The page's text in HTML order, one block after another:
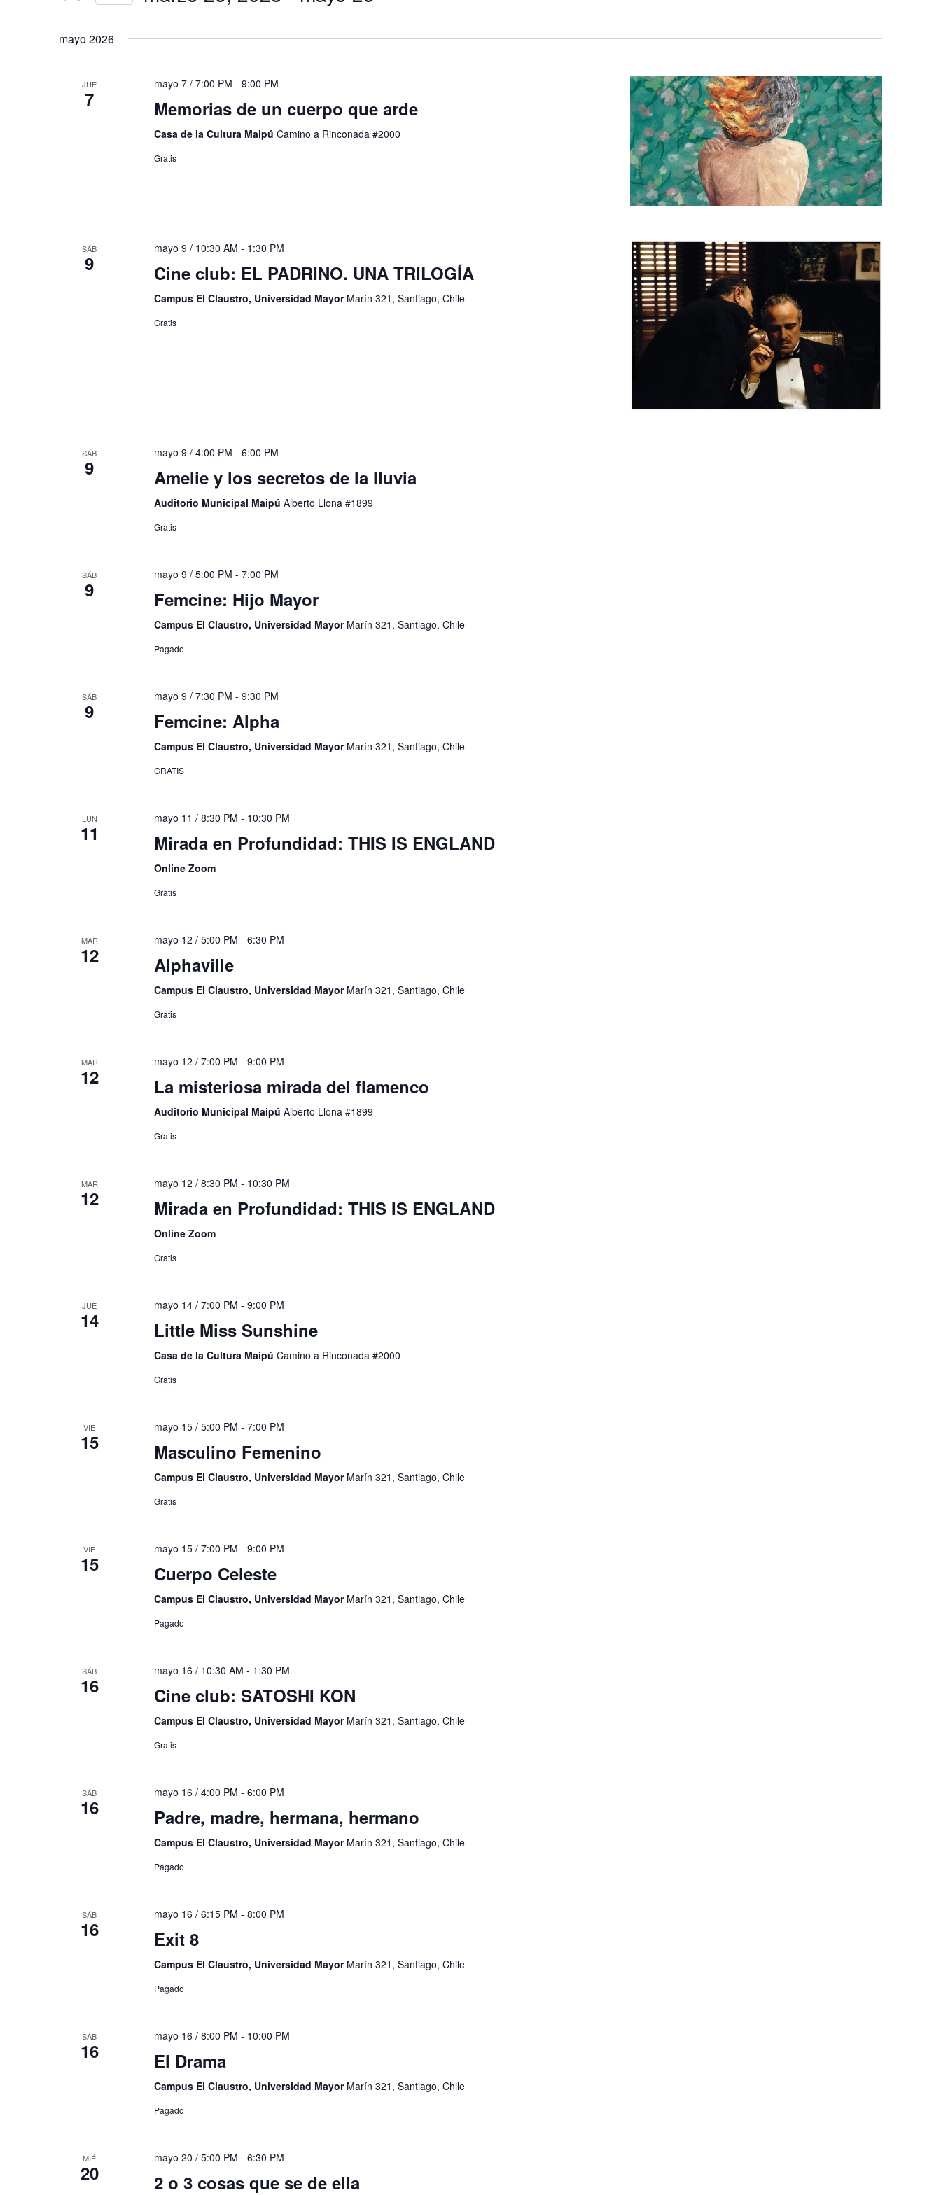
Eventos
la
mayo 2026
JUE
7
mayo 7 / 7:00 PM - 9:00 PM
Memorias de un cuerpo que arde
Casa de la Cultura Maipú Camino a Rinconada #2000
Gratis
SÁB
9
mayo 9 / 10:30 AM - 1:30 PM
Cine club: EL PADRINO. UNA TRILOGÍA
Campus El Claustro, Universidad Mayor Marín 321, Santiago, Chile
Gratis
SÁB
9
mayo 9 / 4:00 PM - 6:00 PM
Amelie y los secretos de la lluvia
Auditorio Municipal Maipú Alberto Llona #1899
Gratis
SÁB
9
mayo 9 / 5:00 PM - 7:00 PM
Femcine: Hijo Mayor
Campus El Claustro, Universidad Mayor Marín 321, Santiago, Chile
Pagado
SÁB
9
mayo 9 / 7:30 PM - 9:30 PM
Femcine: Alpha
Campus El Claustro, Universidad Mayor Marín 321, Santiago, Chile
GRATIS
LUN
11
mayo 11 / 8:30 PM - 10:30 PM
Mirada en Profundidad: THIS IS ENGLAND
Online Zoom
Gratis
MAR
12
mayo 12 / 5:00 PM - 6:30 PM
Alphaville
Campus El Claustro, Universidad Mayor Marín 321, Santiago, Chile
Gratis
MAR
12
mayo 12 / 7:00 PM - 9:00 PM
La misteriosa mirada del flamenco
Auditorio Municipal Maipú Alberto Llona #1899
Gratis
MAR
12
mayo 12 / 8:30 PM - 10:30 PM
Mirada en Profundidad: THIS IS ENGLAND
Online Zoom
Gratis
JUE
14
mayo 14 / 7:00 PM - 9:00 PM
Little Miss Sunshine
Casa de la Cultura Maipú Camino a Rinconada #2000
Gratis
VIE
15
mayo 15 / 5:00 PM - 7:00 PM
Masculino Femenino
Campus El Claustro, Universidad Mayor Marín 321, Santiago, Chile
Gratis
VIE
15
mayo 15 / 7:00 PM - 9:00 PM
Cuerpo Celeste
Campus El Claustro, Universidad Mayor Marín 321, Santiago, Chile
Pagado
SÁB
16
mayo 16 / 10:30 AM - 1:30 PM
Cine club: SATOSHI KON
Campus El Claustro, Universidad Mayor Marín 321, Santiago, Chile
Gratis
SÁB
16
mayo 16 / 4:00 PM - 6:00 PM
Padre, madre, hermana, hermano
Campus El Claustro, Universidad Mayor Marín 321, Santiago, Chile
Pagado
SÁB
16
mayo 16 / 6:15 PM - 8:00 PM
Exit 8
Campus El Claustro, Universidad Mayor Marín 321, Santiago, Chile
Pagado
SÁB
16
mayo 16 / 8:00 PM - 10:00 PM
El Drama
Campus El Claustro, Universidad Mayor Marín 321, Santiago, Chile
Pagado
MIÉ
20
mayo 20 / 5:00 PM - 6:30 PM
2 o 3 cosas que se de ella